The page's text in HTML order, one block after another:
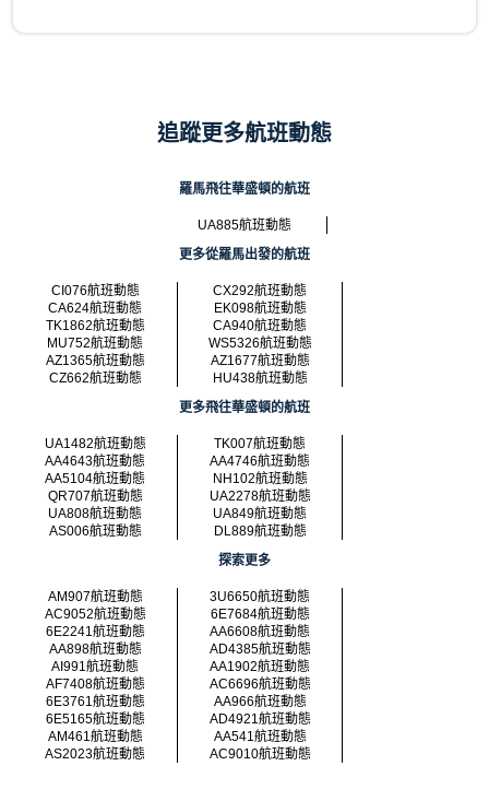
追蹤更多航班動態
羅馬飛往華盛頓的航班
UA885航班動態
更多從羅馬出發的航班
CI076航班動態
CX292航班動態
CA624航班動態
EK098航班動態
TK1862航班動態
CA940航班動態
MU752航班動態
WS5326航班動態
AZ1365航班動態
AZ1677航班動態
CZ662航班動態
HU438航班動態
更多飛往華盛頓的航班
UA1482航班動態
TK007航班動態
AA4643航班動態
AA4746航班動態
AA5104航班動態
NH102航班動態
QR707航班動態
UA2278航班動態
UA808航班動態
UA849航班動態
AS006航班動態
DL889航班動態
探索更多
AM907航班動態
3U6650航班動態
AC9052航班動態
6E7684航班動態
6E2241航班動態
AA6608航班動態
AA898航班動態
AD4385航班動態
AI991航班動態
AA1902航班動態
AF7408航班動態
AC6696航班動態
6E3761航班動態
AA966航班動態
6E5165航班動態
AD4921航班動態
AM461航班動態
AA541航班動態
AS2023航班動態
AC9010航班動態